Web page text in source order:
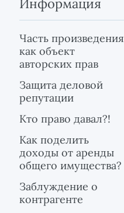
Информация
Часть произведения
как объект
авторских прав
Защита деловой
репутации
Кто право давал?!
Как поделить
доходы от аренды
общего имущества?
Заблуждение о
контрагенте